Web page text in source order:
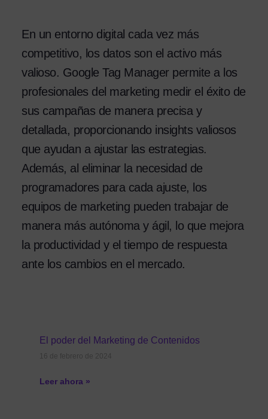
En un entorno digital cada vez más
competitivo, los datos son el activo más
valioso. Google Tag Manager permite a los
profesionales del marketing medir el éxito de
sus campañas de manera precisa y
detallada, proporcionando insights valiosos
que ayudan a ajustar las estrategias.
Además, al eliminar la necesidad de
programadores para cada ajuste, los
equipos de marketing pueden trabajar de
manera más autónoma y ágil, lo que mejora
la productividad y el tiempo de respuesta
ante los cambios en el mercado.
El poder del Marketing de Contenidos
16 de febrero de 2024
Leer ahora »